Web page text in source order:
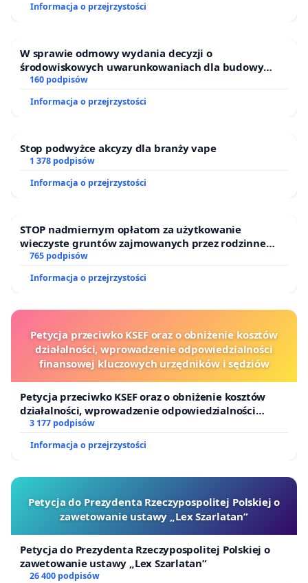
Informacja o przejrzystości
W sprawie odmowy wydania decyzji o
środowiskowych uwarunkowaniach dla budowy
zakładu wytwarzania biometanu „Krynki” w
Ostrowiu Południowym oraz ochrony mieszkańców i
Puszczy Knyszyńskiej
160 podpisów
Informacja o przejrzystości
Stop podwyżce akcyzy dla branży vape
1 378 podpisów
Informacja o przejrzystości
STOP nadmiernym opłatom za użytkowanie
wieczyste gruntów zajmowanych przez rodzinne
ogrody działkowe.
765 podpisów
Informacja o przejrzystości
Petycja przeciwko KSEF oraz o obniżenie kosztów
działalności, wprowadzenie odpowiedzialności
finansowej kluczowych urzędników i sędziów
Petycja przeciwko KSEF oraz o obniżenie kosztów
działalności, wprowadzenie odpowiedzialności
finansowej kluczowych urzędników i sędziów
3 177 podpisów
Informacja o przejrzystości
Petycja do Prezydenta Rzeczypospolitej Polskiej o
zawetowanie ustawy „Lex Szarlatan”
Petycja do Prezydenta Rzeczypospolitej Polskiej o
zawetowanie ustawy „Lex Szarlatan”
26 400 podpisów